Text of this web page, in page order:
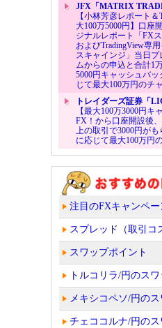
JFX「MATRIX
【小林芳彦レポート
大100万5000円】口座
ジナルレポート「FX
およびTradingView専
スキャインジ」当日
ムからの申込と合計1
5000円キャッシュバ
じて最大100万円のチ
トレイダーズ証券「
【最大100万3000円キ
FX！から口座開設後
上の取引で3000円が
に応じて最大100万円
注目のFXキャンペー
スプレッド（取引コ
スワップポイント
トルコリラ/円のス
メキシコペソ/円の
チェココルナ/円の